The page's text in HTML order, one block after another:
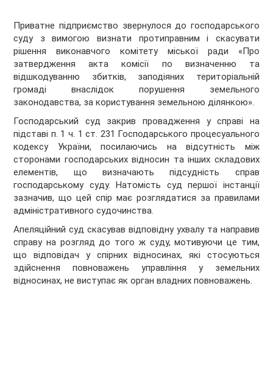
Приватне підприємство звернулося до господарського
суду з вимогою визнати протиправним і скасувати
рішення виконавчого комітету міської ради «Про
затвердження акта комісії по визначенню та
відшкодуванню збитків, заподіяних територіальній
громаді внаслідок порушення земельного
законодавства, за користування земельною ділянкою».
Господарський суд закрив провадження у справі на
підставі п. 1 ч. 1 ст. 231 Господарського процесуального
кодексу України, посилаючись на відсутність між
сторонами господарських відносин та інших складових
елементів, що визначають підсудність справ
господарському суду. Натомість суд першої інстанції
зазначив, що цей спір має розглядатися за правилами
адміністративного судочинства.
Апеляційний суд скасував відповідну ухвалу та направив
справу на розгляд до того ж суду, мотивуючи це тим,
що відповідач у спірних відносинах, які стосуються
здійснення повноважень управління у земельних
відносинах, не виступає як орган владних повноважень.